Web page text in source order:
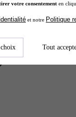
votre consentement en
et notre Politique
Tout